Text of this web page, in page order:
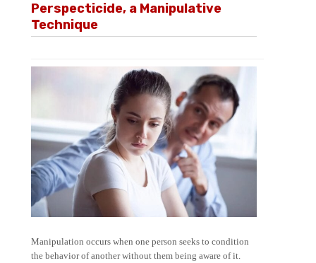
Perspecticide, a Manipulative
Technique
Manipulation occurs when one person seeks to condition
the behavior of another without them being aware of it.